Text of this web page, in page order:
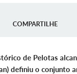
COMPARTILHE
de Pelotas
definiu o conjunto